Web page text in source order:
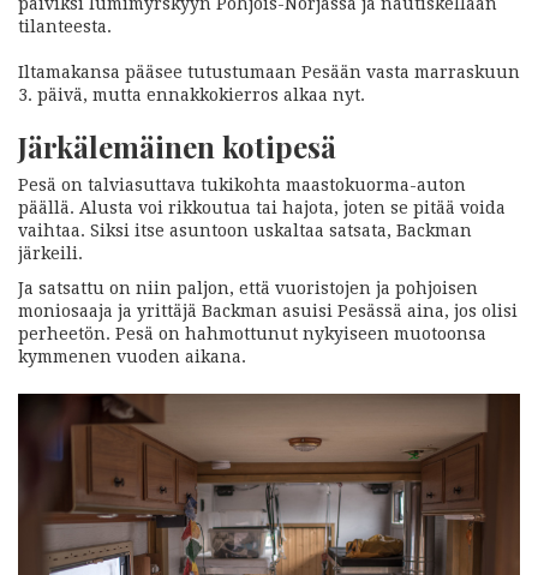
tilanteesta.
Iltamakansa pääsee tutustumaan Pesään vasta marraskuun
3. päivä, mutta ennakkokierros alkaa nyt.
Järkälemäinen kotipesä
Pesä on talviasuttava tukikohta maastokuorma-auton
päällä. Alusta voi rikkoutua tai hajota, joten se pitää voida
vaihtaa. Siksi itse asuntoon uskaltaa satsata, Backman
järkeili.
Ja satsattu on niin paljon, että vuoristojen ja pohjoisen
moniosaaja ja yrittäjä Backman asuisi Pesässä aina, jos olisi
perheetön. Pesä on hahmottunut nykyiseen muotoonsa
kymmenen vuoden aikana.